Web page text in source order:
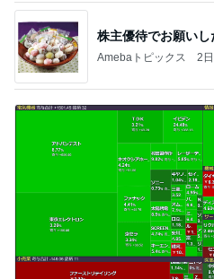
株主優待でお願い
Amebaトピックス 2